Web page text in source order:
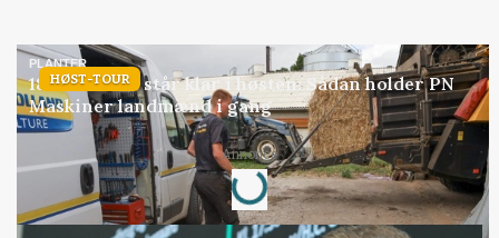
HØST-TOUR
PLANTER
18 montører står klar i høsten: Sådan holder PN
Maskiner landmænd i gang
Annonce
Loading...